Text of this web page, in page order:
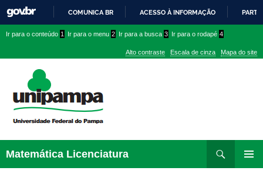
PARA
CONTEÚDO
COMUNICA BR ACESSO À INFORMAÇÃO
conteúdo
menu
superior
menu
Ir para o conteúdo 1 Ir para o menu 2 Ir para a busca 3 Ir para o rodapé 4
Alto contraste Escala de cinza Mapa do site
Matemática Licenciatura
para